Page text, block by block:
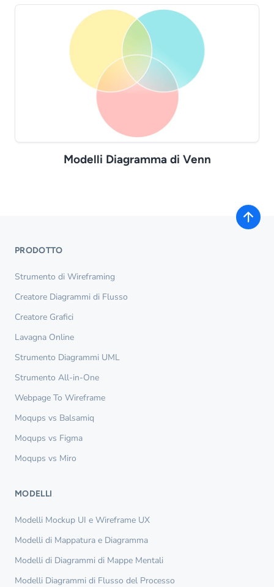
Modelli Diagramma di Venn
PRODOTTO
Strumento di Wireframing
Creatore Diagrammi di Flusso
Creatore Grafici
Lavagna Online
Strumento Diagrammi UML
Strumento All-in-One
Webpage To Wireframe
Moqups vs Balsamiq
Moqups vs Figma
Moqups vs Miro
MODELLI
Modelli Mockup UI e Wireframe UX
Modelli di Mappatura e Diagramma
Modelli di Diagrammi di Mappe Mentali
Modelli Diagrammi di Flusso del Processo